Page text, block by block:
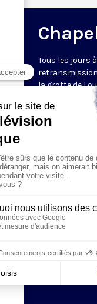
Tous les jours
la grotte de
Sanctuaires.
méditations
proposée en
Visiter la